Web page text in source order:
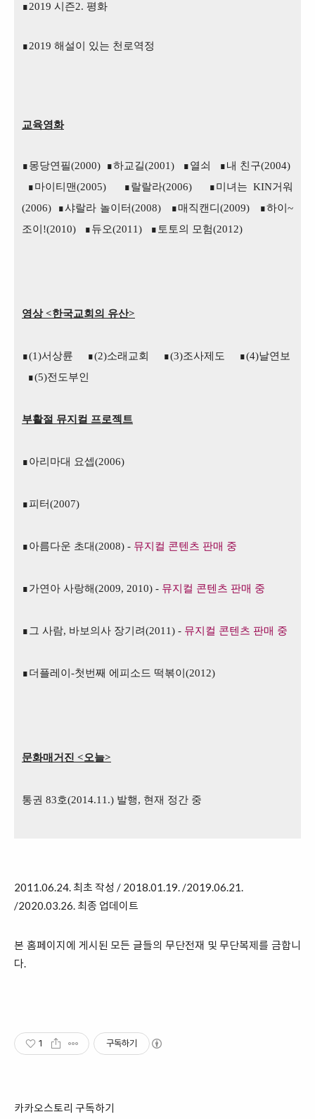
∎2019 시즌2. 평화
∎2019 해설이 있는 천로역정
교육영화
∎몽당연필(2000) ∎하교길(2001) ∎열쇠
∎내 친구(2004)
∎마이티맨(2005)
∎랄랄라(2006)
∎미녀는 KIN거워
(2006)
∎샤랄라 놀이터(2008) ∎매직캔디(2009)
∎하이~
조이!(2010)
∎듀오(2011) ∎토토의 모험(2012)
영상 <한국교회의 유산>
∎(1)서상륜 ∎(2)소래교회 ∎(3)조사제도
∎(4)날연보
∎(5)전도부인
부활절 뮤지컬 프로젝트
∎아리마대 요셉(2006)
∎피터(2007)
∎아름다운 초대(2008) - 뮤지컬 콘텐츠 판매 중
∎가연아 사랑해(2009, 2010) - 뮤지컬 콘텐츠 판매 중
∎그 사람, 바보의사 장기려(2011) - 뮤지컬 콘텐츠 판매 중
∎더플레이-첫번째 에피소드 떡볶이(2012)
문화매거진 <오늘>
통권 83호(2014.11.) 발행, 현재 정간 중
2011.06.24. 최초 작성 / 2018.01.19. /2019.06.21.
/2020.03.26. 최종 업데이트
본 홈페이지에 게시된 모든 글들의 무단전재 및 무단복제를 금합니
다.
1 구독하기
카카오스토리 구독하기